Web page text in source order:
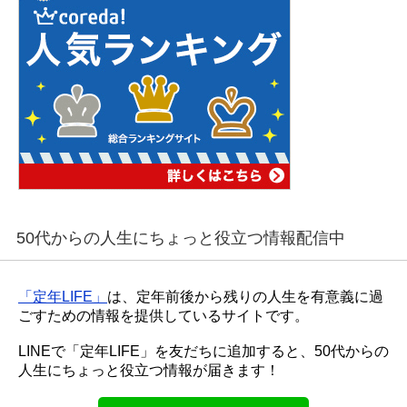
50代からの人生にちょっと役立つ情報配信中
「定年LIFE」 は、定年前後から残りの人生を有意義に過
ごすための情報を提供しているサイトです。
LINEで「定年LIFE」を友だちに追加すると、50代からの
人生にちょっと役立つ情報が届きます！